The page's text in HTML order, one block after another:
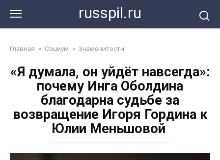
контенту
russpil.ru
Главная » Социум » Знаменитости
«Я думала, он уйдёт навсегда»:
почему Инга Оболдина
благодарна судьбе за
возвращение Игоря Гордина к
Юлии Меньшовой